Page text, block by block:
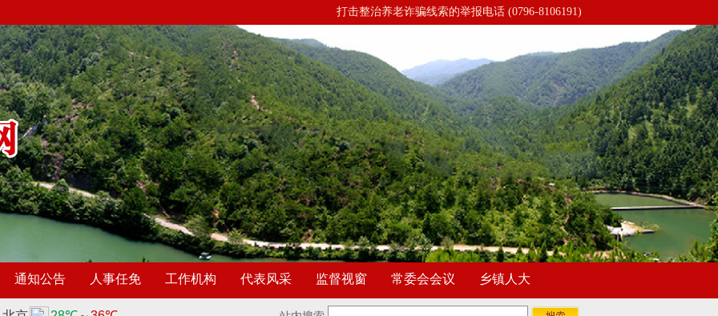
打击整治养老诈骗线索的举报电话 (0796-8106191)
通知公告 人事任免 工作机构 代表风采 监督视窗 常委会会议 乡镇人大